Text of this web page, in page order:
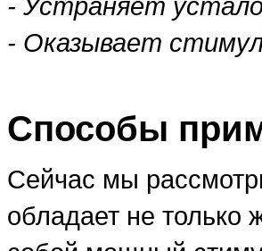
- Устраняет
- Оказывает
Способы
Сейчас мы
обладает не